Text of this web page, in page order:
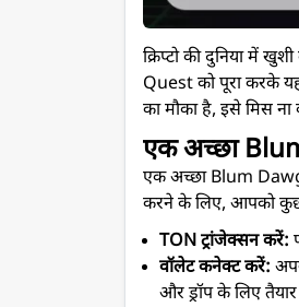
क्रिप्टो की दुनिया में
Quest को पूरा करके
का मौका है, इसे मिस ना
एक अच्छा
एक अच्छा Blum
करने के लिए, आपको
TON ट्रांजेक्सन करें:
वॉलेट कनेक्ट करें:
और ड्रॉप के लिए